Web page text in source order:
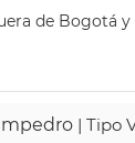
de Bogotá
| Tipo